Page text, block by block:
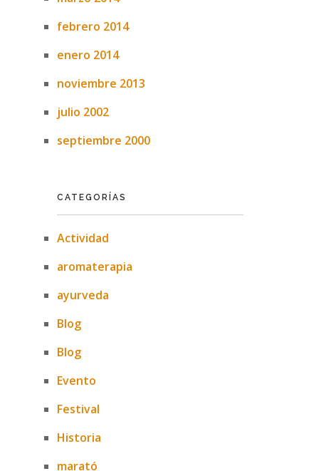
febrero 2014
enero 2014
noviembre 2013
julio 2002
septiembre 2000
CATEGORÍAS
Actividad
aromaterapia
ayurveda
Blog
Blog
Evento
Festival
Historia
marató